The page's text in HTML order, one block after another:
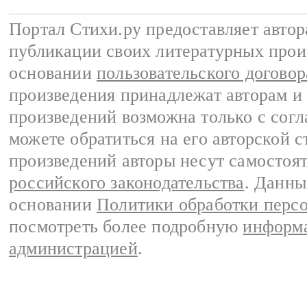
Портал Стихи.ру предоставляет
публикации своих литературных
основании пользовательского
произведения принадлежат авторам
произведений возможна только с
можете обратиться на его авторской
произведений авторы несут
российского законодательства.
основании Политики обработки
посмотреть более подробную
администрацией.